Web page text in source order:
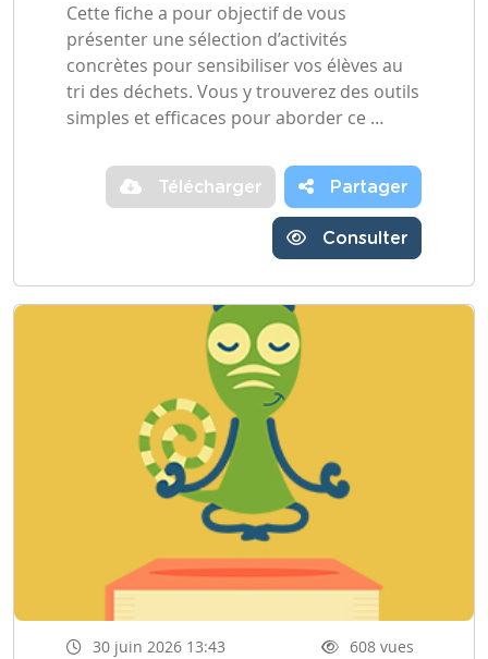
Cette fiche a pour objectif de vous
présenter une sélection d’activités
concrètes pour sensibiliser vos élèves au
tri des déchets. Vous y trouverez des outils
simples et efficaces pour aborder ce …
Télécharger Partager
Consulter
30 juin 2026 13:43
608 vues